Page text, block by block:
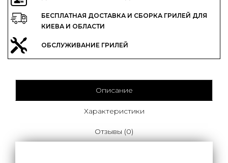
БЕСПЛАТНАЯ ДОСТАВКА И СБОРКА ГРИЛЕЙ ДЛЯ
КИЕВА И ОБЛАСТИ
ОБСЛУЖИВАНИЕ ГРИЛЕЙ
Описание
Характеристики
Отзывы (0)